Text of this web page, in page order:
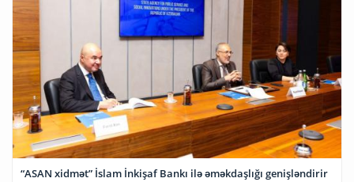
“ASAN xidmət” İslam İnkişaf Bankı ilə əməkdaşlığı genişləndirir